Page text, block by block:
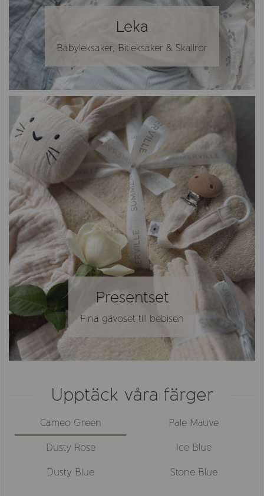
Leka
Babyleksaker, Bitleksaker & Skallror
Presentset
Fina gåvoset till bebisen
Upptäck våra färger
Cameo Green Pale Mauve
Dusty Rose Ice Blue
Dusty Blue Stone Blue